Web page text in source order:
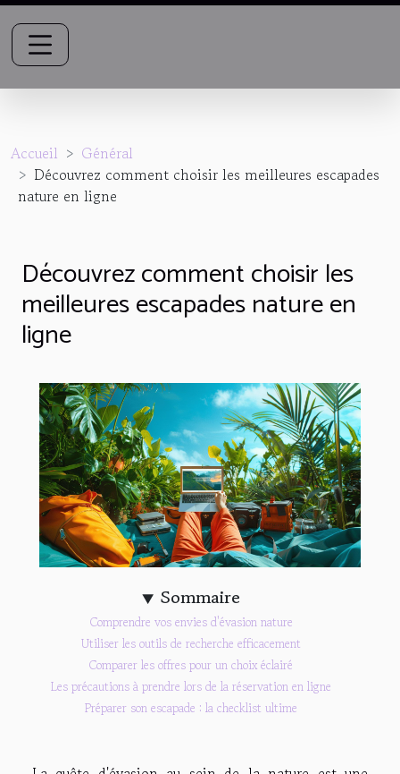
Accueil
Général
Découvrez comment choisir les meilleures escapades
nature en ligne
Découvrez comment choisir les
meilleures escapades nature en
ligne
Sommaire
Comprendre vos envies d'évasion nature
Utiliser les outils de recherche efficacement
Comparer les offres pour un choix éclairé
Les précautions à prendre lors de la réservation en ligne
Préparer son escapade : la checklist ultime